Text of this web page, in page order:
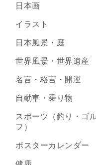
日本画
イラスト
日本風景・庭
世界風景・世界遺産
名言・格言・開運
自動車・乗り物
スポーツ（釣り・ゴ
フ）
ポスターカレンダー